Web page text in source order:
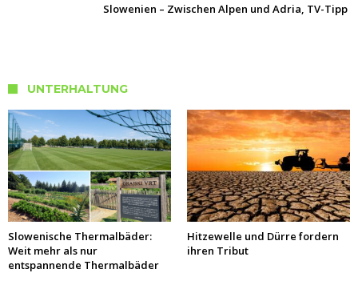
Slowenien – Zwischen Alpen und Adria, TV-Tipp
UNTERHALTUNG
Slowenische Thermalbäder:
Weit mehr als nur
entspannende Thermalbäder
Hitzewelle und Dürre fordern
ihren Tribut